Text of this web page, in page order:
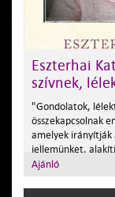
Eszterhai
szívnek,
"Gondolatok,
összekapcsolnak
amelyek
jellemünket,
Ajánló